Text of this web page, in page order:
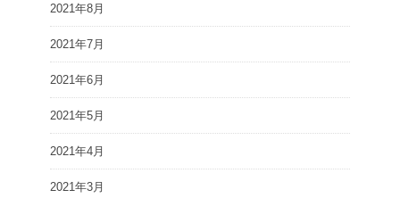
2021年8月
2021年7月
2021年6月
2021年5月
2021年4月
2021年3月